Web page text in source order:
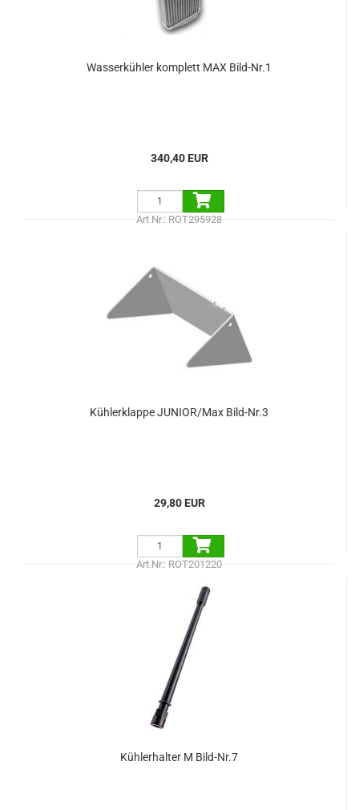
Wasserkühler komplett MAX Bild-Nr.1
340,40 EUR
Art.Nr.: ROT295928
Kühlerklappe JUNIOR/Max Bild-Nr.3
29,80 EUR
Art.Nr.: ROT201220
Kühlerhalter M Bild-Nr.7